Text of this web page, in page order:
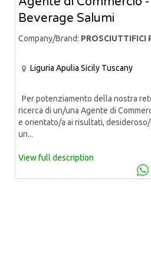
Beverage Salumi
Company/Brand: PROSCIUTTIFICI
Liguria Apulia Sicily Tuscany
Per potenziamento della nostra
ricerca di un/una Agente di
e orientato/a ai risultati,
un...
View full description